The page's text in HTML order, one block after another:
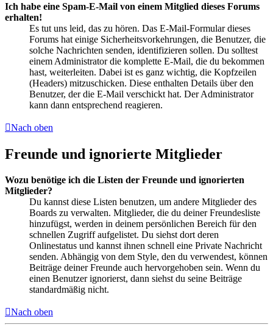
Ich habe eine Spam-E-Mail von einem Mitglied dieses Forums
erhalten!
Es tut uns leid, das zu hören. Das E-Mail-Formular dieses
Forums hat einige Sicherheitsvorkehrungen, die Benutzer, die
solche Nachrichten senden, identifizieren sollen. Du solltest
einem Administrator die komplette E-Mail, die du bekommen
hast, weiterleiten. Dabei ist es ganz wichtig, die Kopfzeilen
(Headers) mitzuschicken. Diese enthalten Details über den
Benutzer, der die E-Mail verschickt hat. Der Administrator
kann dann entsprechend reagieren.
Nach oben
Freunde und ignorierte Mitglieder
Wozu benötige ich die Listen der Freunde und ignorierten
Mitglieder?
Du kannst diese Listen benutzen, um andere Mitglieder des
Boards zu verwalten. Mitglieder, die du deiner Freundesliste
hinzufügst, werden in deinem persönlichen Bereich für den
schnellen Zugriff aufgelistet. Du siehst dort deren
Onlinestatus und kannst ihnen schnell eine Private Nachricht
senden. Abhängig von dem Style, den du verwendest, können
Beiträge deiner Freunde auch hervorgehoben sein. Wenn du
einen Benutzer ignorierst, dann siehst du seine Beiträge
standardmäßig nicht.
Nach oben